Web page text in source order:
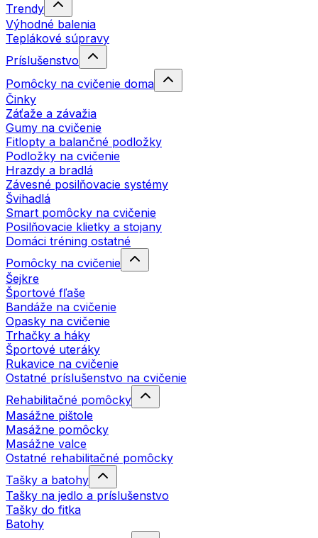
Trendy
Výhodné balenia
Teplákové súpravy
Príslušenstvo
Pomôcky na cvičenie doma
Činky
Záťaže a závažia
Gumy na cvičenie
Fitlopty a balančné podložky
Podložky na cvičenie
Hrazdy a bradlá
Závesné posilňovacie systémy
Švihadlá
Smart pomôcky na cvičenie
Posilňovacie klietky a stojany
Domáci tréning ostatné
Pomôcky na cvičenie
Šejkre
Športové fľaše
Bandáže na cvičenie
Opasky na cvičenie
Trhačky a háky
Športové uteráky
Rukavice na cvičenie
Ostatné príslušenstvo na cvičenie
Rehabilitačné pomôcky
Masážne pištole
Masážne pomôcky
Masážne valce
Ostatné rehabilitačné pomôcky
Tašky a batohy
Tašky na jedlo a príslušenstvo
Tašky do fitka
Batohy